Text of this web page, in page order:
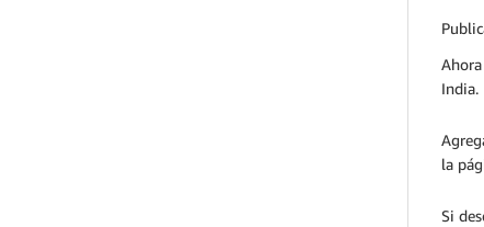
India.
la
Si